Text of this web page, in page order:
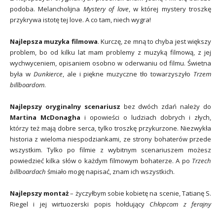
podoba. Melancholijna Mystery of love, w której mystery troszkę
przykrywa istotę tej love. A co tam, niech wygra!
Najlepsza muzyka filmowa. Kurczę, ze mną to chyba jest większy
problem, bo od kilku lat mam problemy z muzyką filmową, z jej
wychwyceniem, opisaniem osobno w oderwaniu od filmu. Świetna
była w Dunkierce, ale i piękne muzyczne tło towarzyszyło Trzem
billboardom.
Najlepszy oryginalny scenariusz bez dwóch zdań należy do
Martina McDonagha i opowieści o ludziach dobrych i złych,
którzy też mają dobre serca, tylko troszkę przykurzone. Niezwykła
historia z wieloma niespodziankami, ze strony bohaterów przede
wszystkim. Tylko po filmie z wybitnym scenariuszem możesz
powiedzieć kilka słów o każdym filmowym bohaterze. A po Trzech
billboardach śmiało mogę napisać, znam ich wszystkich.
Najlepszy montaż– życzyłbym sobie kobietę na scenie, Tatianę S.
Riegel i jej wirtuozerski popis hołdujący Chłopcom z ferajny